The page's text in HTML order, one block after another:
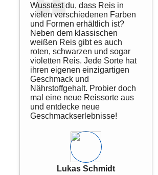
Wusstest du, dass Reis in
vielen verschiedenen Farben
und Formen erhältlich ist?
Neben dem klassischen
weißen Reis gibt es auch
roten, schwarzen und sogar
violetten Reis. Jede Sorte hat
ihren eigenen einzigartigen
Geschmack und
Nährstoffgehalt. Probier doch
mal eine neue Reissorte aus
und entdecke neue
Geschmackserlebnisse!
Lukas Schmidt